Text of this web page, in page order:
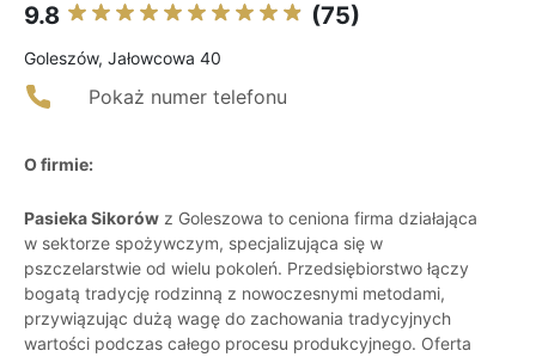
9.8 (75)
Goleszów, Jałowcowa 40
Pokaż numer telefonu
O firmie:
Pasieka Sikorów z Goleszowa to ceniona firma działająca
w sektorze spożywczym, specjalizująca się w
pszczelarstwie od wielu pokoleń. Przedsiębiorstwo łączy
bogatą tradycję rodzinną z nowoczesnymi metodami,
przywiązując dużą wagę do zachowania tradycyjnych
wartości podczas całego procesu produkcyjnego. Oferta